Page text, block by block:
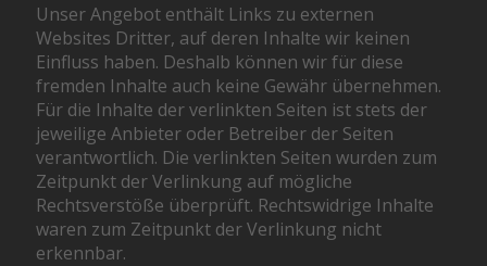
Unser Angebot enthält Links zu externen
Websites Dritter, auf deren Inhalte wir keinen
Einfluss haben. Deshalb können wir für diese
fremden Inhalte auch keine Gewähr übernehmen.
Für die Inhalte der verlinkten Seiten ist stets der
jeweilige Anbieter oder Betreiber der Seiten
verantwortlich. Die verlinkten Seiten wurden zum
Zeitpunkt der Verlinkung auf mögliche
Rechtsverstöße überprüft. Rechtswidrige Inhalte
waren zum Zeitpunkt der Verlinkung nicht
erkennbar.